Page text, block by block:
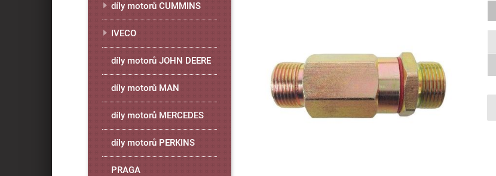
díly motorů CUMMINS
IVECO
díly motorů JOHN DEERE
díly motorů MAN
díly motorů MERCEDES
díly motorů PERKINS
PRAGA